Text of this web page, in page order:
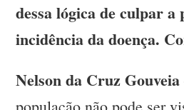
dessa lógica de culpar a
incidência da doença.
Nelson da Cruz Gouveia